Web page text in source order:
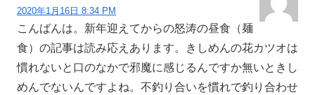
2020年1月16日 8:34 PM
こんばんは。新年迎えてからの怒涛の昼食（麺
食）の記事は読み応えあります。きしめんの花カツオは
慣れないと口のなかで邪魔に感じるんですか無いときし
めんでないんですよね。不釣り合いを慣れで釣り合わせ